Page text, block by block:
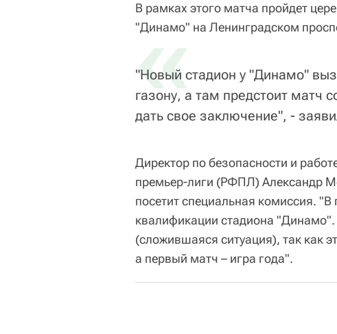
В рамках этого матча пройдет
"Динамо" на Ленинградском
«
"Новый стадион у "Динамо"
газону, а там предстоит матч
дать свое заключение", -
Директор по безопасности и
премьер-лиги (РФПЛ) Александр
посетит специальная комиссия.
квалификации стадиона
(сложившаяся ситуация), так как
а первый матч – игра года".